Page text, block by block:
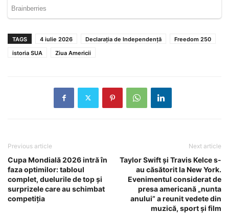
TAGS 4 iulie 2026 Declarația de Independență
Freedom 250
istoria SUA
Ziua Americii
Previous article
Cupa Mondială 2026 intră în
faza optimilor: tabloul
complet, duelurile de top și
surprizele care au schimbat
competiția
Next article
Taylor Swift și Travis Kelce s-
au căsătorit la New York.
Evenimentul considerat de
presa americană „nunta
anului” a reunit vedete din
muzică, sport și film